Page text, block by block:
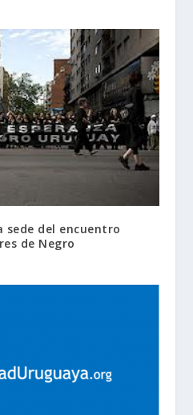
sede del encuentro
de Negro